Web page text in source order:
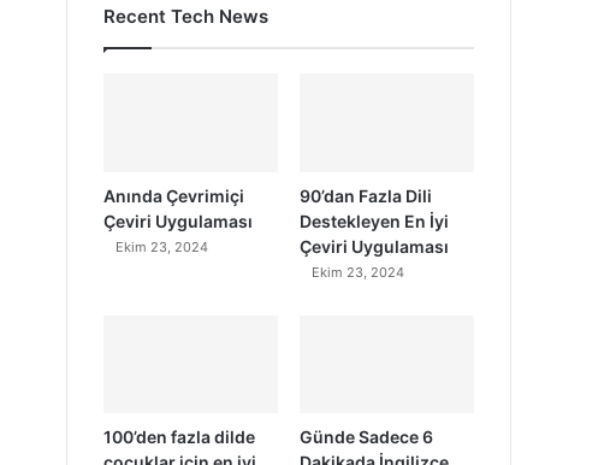
Recent Tech News
Anında Çevrimiçi
Çeviri Uygulaması
Ekim 23, 2024
90’dan Fazla Dili
Destekleyen En İyi
Çeviri Uygulaması
Ekim 23, 2024
100’den fazla dilde
Günde Sadece 6